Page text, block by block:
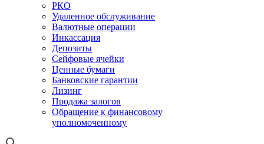
РКО
Удаленное обслуживание
Валютные операции
Инкассация
Депозиты
Сейфовые ячейки
Ценные бумаги
Банковские гарантии
Лизинг
Продажа залогов
Обращение к финансовому
уполномоченному